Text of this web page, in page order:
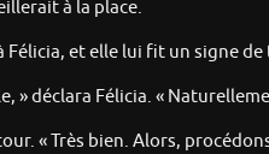
à la place.
et elle lui fit un signe de
» déclara Félicia. «
« Très bien. Alors,